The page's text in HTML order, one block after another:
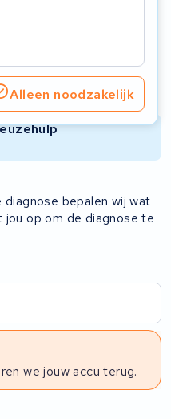
Alleen noodzakelijk
Accu
beschikbaar
bepalen wij wat
op om de diagnose te
we jouw accu terug.